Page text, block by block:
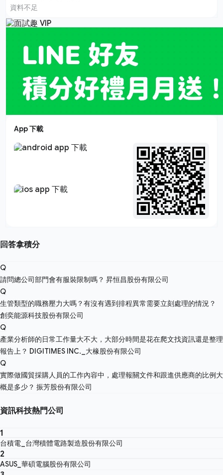
資料不足
App 下載
回答拿積分
Q
請問總公司部門會有服裝限制嗎？ 昇恒昌股份有限公司
Q
生管類型的職務壓力大嗎？有沒有遇到排程異常需要立刻處理的情況？
創奕能源科技股份有限公司
Q
產業分析師的日常工作量大不大，大部分時間是花在爬文找資訊還是整理
報告上？ DIGITIMES INC._大椽股份有限公司
Q
實際做國貿採購人員的工作內容中，處理報關文件和跟進供應商的比例大
概是多少？ 振芳股份有限公司
資訊科技熱門公司
1
台積電_台灣積體電路製造股份有限公司
2
ASUS_華碩電腦股份有限公司